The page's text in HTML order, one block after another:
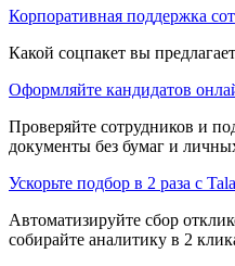
Корпоративная поддержка
Какой соцпакет вы
Оформляйте кандидатов
Проверяйте сотрудников и
документы без бумаг и
Ускорьте подбор в 2 раза с
Автоматизируйте сбор
собирайте аналитику в 2